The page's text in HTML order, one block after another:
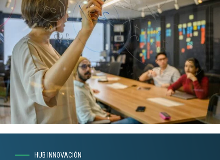
HUB INNOVACIÓN